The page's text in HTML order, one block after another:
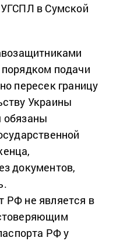
в Сумской
подачи
пересек границу
Украины
обязаны
документов,
РФ не является в
РФ у